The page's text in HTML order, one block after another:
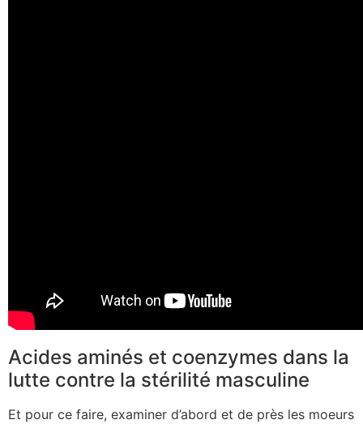
Acides aminés et coenzymes dans la
lutte contre la stérilité masculine
Et pour ce faire, examiner d’abord et de près les moeurs